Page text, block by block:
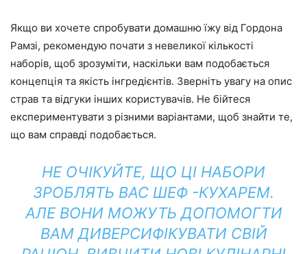
Якщо ви хочете спробувати домашню їжу від Гордона
Рамзі, рекомендую почати з невеликої кількості
наборів, щоб зрозуміти, наскільки вам подобається
концепція та якість інгредієнтів. Зверніть увагу на опис
страв та відгуки інших користувачів. Не бійтеся
експериментувати з різними варіантами, щоб знайти те,
що вам справді подобається.
НЕ ОЧІКУЙТЕ, ЩО ЦІ НАБОРИ
ЗРОБЛЯТЬ ВАС ШЕФ -КУХАРЕМ.
АЛЕ ВОНИ МОЖУТЬ ДОПОМОГТИ
ВАМ ДИВЕРСИФІКУВАТИ СВІЙ